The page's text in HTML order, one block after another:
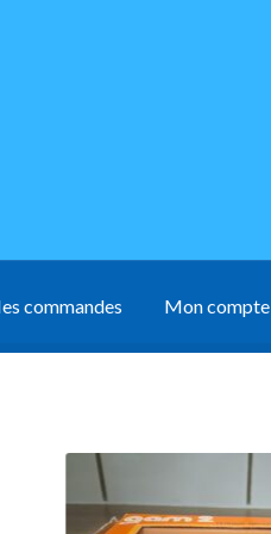
commandes Mon compte